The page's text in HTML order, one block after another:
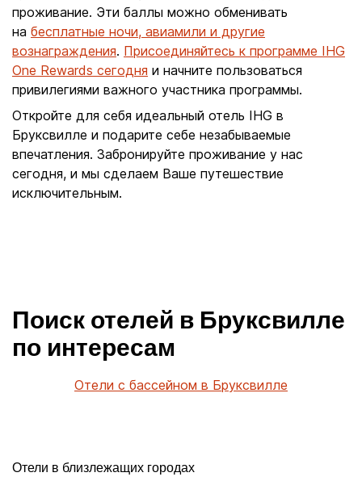
проживание. Эти баллы можно обменивать
на бесплатные ночи, авиамили и другие
вознаграждения. Присоединяйтесь к программе IHG
One Rewards сегодня и начните пользоваться
привилегиями важного участника программы.
Откройте для себя идеальный отель IHG в
Бруксвилле и подарите себе незабываемые
впечатления. Забронируйте проживание у нас
сегодня, и мы сделаем Ваше путешествие
исключительным.
Поиск отелей в Бруксвилле
по интересам
Отели с бассейном в Бруксвилле
Отели в близлежащих городах